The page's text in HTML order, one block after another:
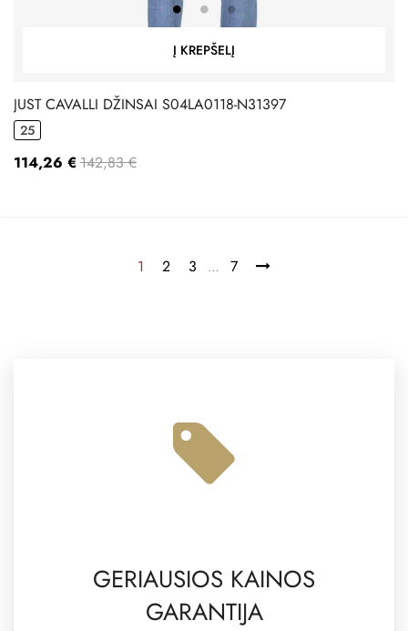
Į KREPŠELĮ
JUST CAVALLI DŽINSAI S04LA0118-N31397
25
114,26 € 142,83 €
1 2 3 … 7
GERIAUSIOS KAINOS
GARANTIJA